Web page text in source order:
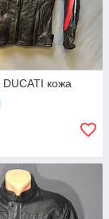
DUCATI кожа